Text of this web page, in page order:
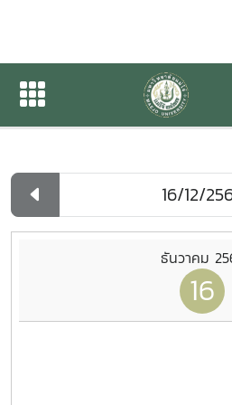
ปฏิทินกิจกรรมของ
ปฏิทินกิจกรรมของหน่วยงาน
ธันวาคม
16